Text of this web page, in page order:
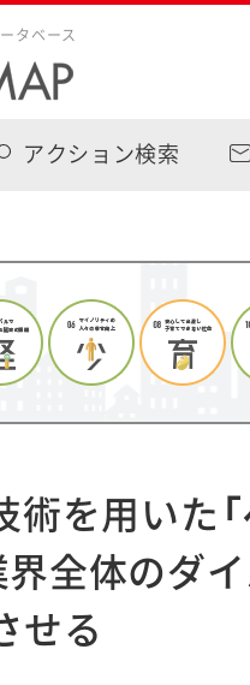
タベース
アクション検索
を用いた
全体のダ
せる